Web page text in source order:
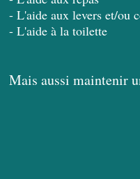
- L'aide aux levers et/ou
- L'aide à la toilette
Mais aussi maintenir